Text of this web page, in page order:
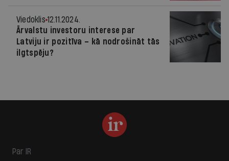
Viedoklis 12.11.2024.
Ārvalstu investoru interese par
Latviju ir pozitīva – kā nodrošināt tās
ilgtspēju?
Par IR